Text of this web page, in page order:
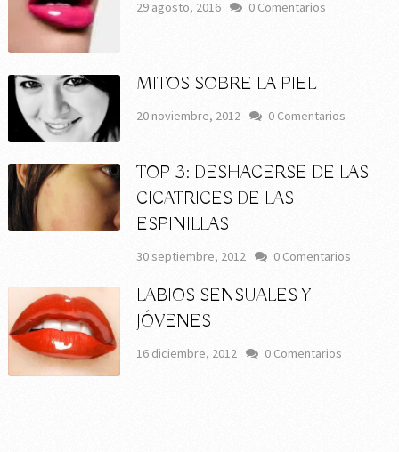
29 agosto, 2016 0 Comentarios
MITOS SOBRE LA PIEL
20 noviembre, 2012 0 Comentarios
TOP 3: DESHACERSE DE LAS
CICATRICES DE LAS
ESPINILLAS
30 septiembre, 2012 0 Comentarios
LABIOS SENSUALES Y
JÓVENES
16 diciembre, 2012 0 Comentarios